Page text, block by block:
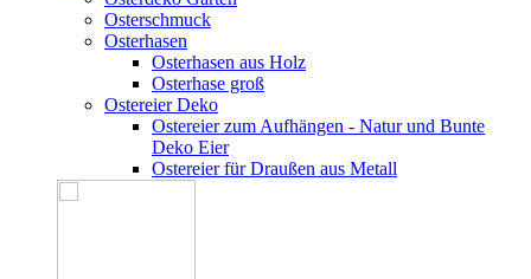
Osterschmuck
Osterhasen
Osterhasen aus Holz
Osterhase groß
Ostereier Deko
Ostereier zum Aufhängen - Natur und Bunte
Deko Eier
Ostereier für Draußen aus Metall